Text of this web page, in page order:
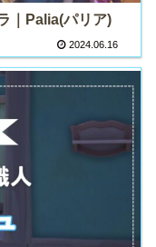
｜Palia(パリア)
2024.06.16